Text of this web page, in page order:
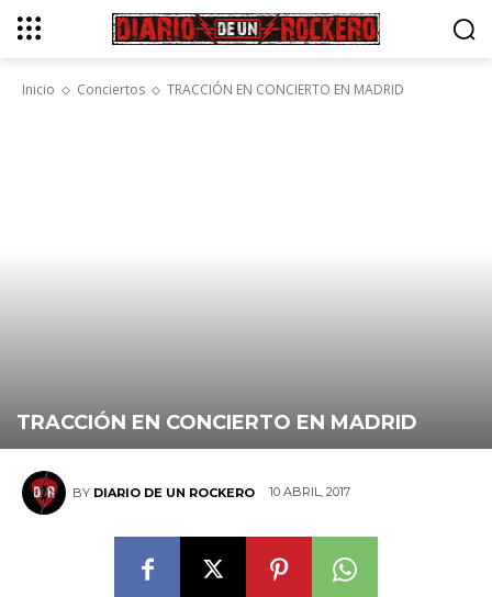
Inicio Conciertos TRACCIÓN EN CONCIERTO EN MADRID
TRACCIÓN EN CONCIERTO EN MADRID
BY DIARIO DE UN ROCKERO 10 ABRIL, 2017